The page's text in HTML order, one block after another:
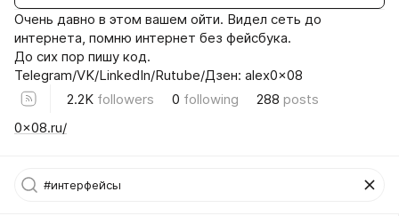
Очень давно в этом вашем ойти. Видел сеть до
интернета, помню интернет без фейсбука.
До сих пор пишу код.
Telegram/VK/LinkedIn/Rutube/Дзен: alex0x08
2.2K followers 0 following 288 posts
0x08.ru/